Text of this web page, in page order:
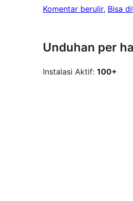
Komentar berulir, Bisa
Unduhan per
Instalasi Aktif: 100+